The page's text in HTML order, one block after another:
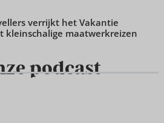
verrijkt het Vakantie
kleinschalige maatwerkreizen
podcast